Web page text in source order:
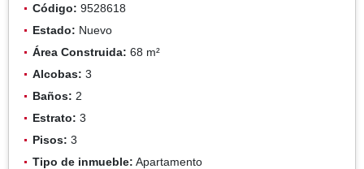
Código: 9528618
Estado: Nuevo
Área Construida: 68 m²
Alcobas: 3
Baños: 2
Estrato: 3
Pisos: 3
Tipo de inmueble: Apartamento